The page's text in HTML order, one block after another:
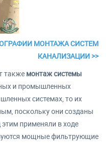
МОНТАЖА СИСТЕМ
КАНАЛИЗАЦИИ >>
также монтаж системы
и промышленных
системах, то их
поскольку они созданы
применяли в ходе
мощные фильтрующие